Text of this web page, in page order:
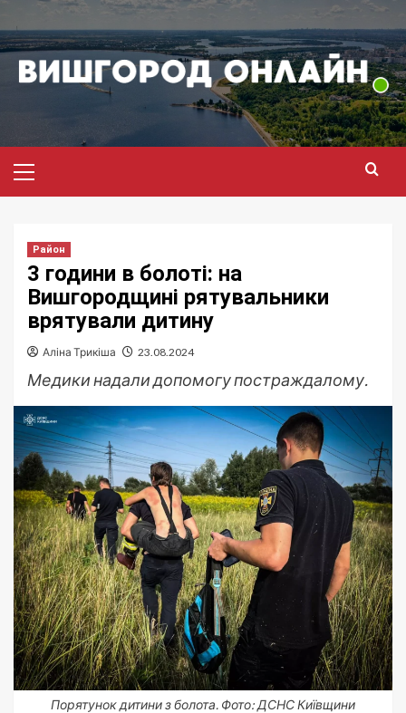
до
вмісту
меню
Район
3 години в болоті: на
Вишгородщині рятувальники
врятували дитину
Аліна Трикіша 23.08.2024
Медики надали допомогу постраждалому.
Порятунок дитини з болота. Фото: ДСНС Київщини